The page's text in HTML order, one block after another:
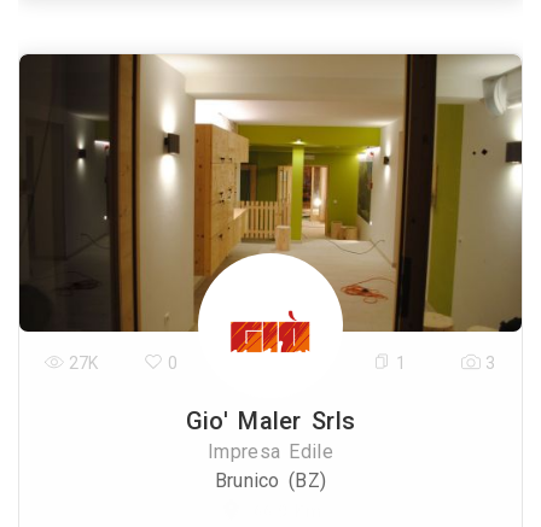
Gio' Maler Srls
Impresa Edile
Brunico (BZ)
27K 0 1 3